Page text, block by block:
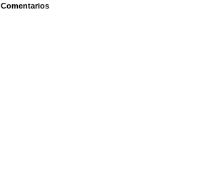
Comentarios